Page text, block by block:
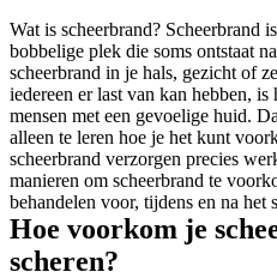
Wat is scheerbrand? Scheerbrand
bobbelige plek die soms ontstaat
scheerbrand in je hals, gezicht of
iedereen er last van kan hebben,
mensen met een gevoelige huid.
alleen te leren hoe je het kunt
scheerbrand verzorgen precies
manieren om scheerbrand te
behandelen voor, tijdens en na het
Hoe voorkom je
scheren?